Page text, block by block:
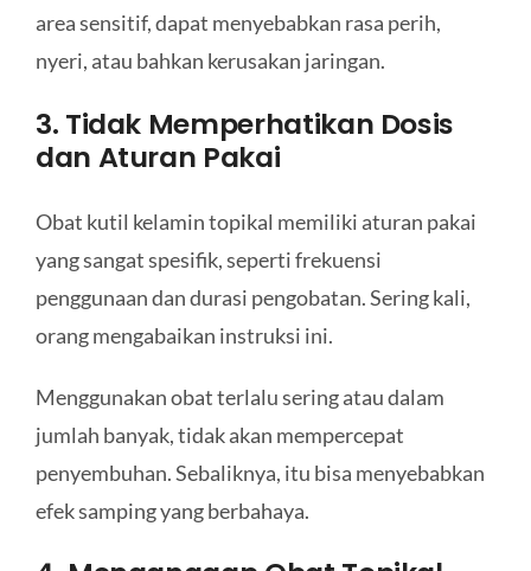
area sensitif, dapat menyebabkan rasa perih,
nyeri, atau bahkan kerusakan jaringan.
3. Tidak Memperhatikan Dosis
dan Aturan Pakai
Obat kutil kelamin topikal memiliki aturan pakai
yang sangat spesifik, seperti frekuensi
penggunaan dan durasi pengobatan. Sering kali,
orang mengabaikan instruksi ini.
Menggunakan obat terlalu sering atau dalam
jumlah banyak, tidak akan mempercepat
penyembuhan. Sebaliknya, itu bisa menyebabkan
efek samping yang berbahaya.